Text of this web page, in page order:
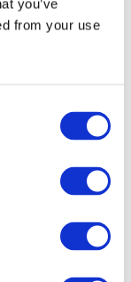
you’ve
from your use
Összes